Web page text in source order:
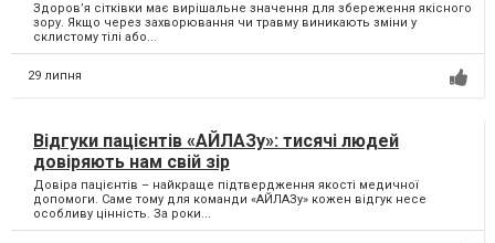
Здоров’я сітківки має вирішальне значення для збереження якісного
зору. Якщо через захворювання чи травму виникають зміни у
склистому тілі або...
29 липня
Відгуки пацієнтів «АЙЛАЗу»: тисячі людей
довіряють нам свій зір
Довіра пацієнтів – найкраще підтвердження якості медичної
допомоги. Саме тому для команди «АЙЛАЗу» кожен відгук несе
особливу цінність. За роки...